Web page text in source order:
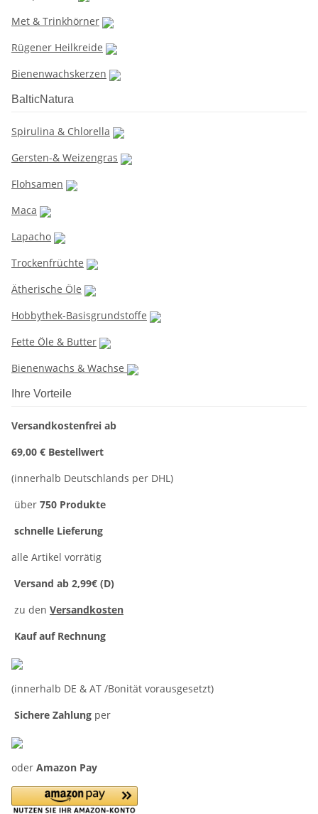
Met & Trinkhörner
Rügener Heilkreide
Bienenwachskerzen
BalticNatura
Spirulina & Chlorella
Gersten-& Weizengras
Flohsamen
Maca
Lapacho
Trockenfrüchte
Ätherische Öle
Hobbythek-Basisgrundstoffe
Fette Öle & Butter
Bienenwachs & Wachse
Ihre Vorteile
Versandkostenfrei ab
69,00 € Bestellwert
(innerhalb Deutschlands per DHL)
über 750 Produkte
schnelle Lieferung
alle Artikel vorrätig
Versand ab 2,99€ (D)
zu den Versandkosten
Kauf auf Rechnung
(innerhalb DE & AT /Bonität vorausgesetzt)
Sichere Zahlung per
oder Amazon Pay